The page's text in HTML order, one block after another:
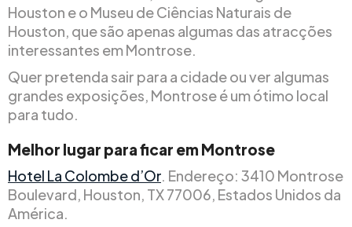
Houston e o Museu de Ciências Naturais de
Houston, que são apenas algumas das atracções
interessantes em Montrose.
Quer pretenda sair para a cidade ou ver algumas
grandes exposições, Montrose é um ótimo local
para tudo.
Melhor lugar para ficar em Montrose
Hotel La Colombe d’Or. Endereço: 3410 Montrose
Boulevard, Houston, TX 77006, Estados Unidos da
América.